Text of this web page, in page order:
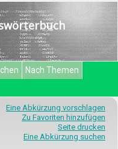
Nach Themen
Eine Abkürzung vorschlagen
Zu Favoriten hinzufügen
Seite drucken
Eine Abkürzung suchen